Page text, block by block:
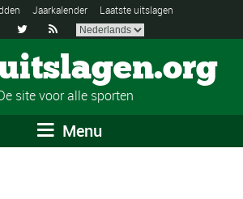
Jaarkalender Laatste uitslagen
 
site voor alle sporten
Menu